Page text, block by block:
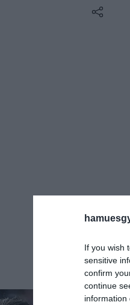
If you wish
sensitive
confirm
continue
information
akik könnyebben